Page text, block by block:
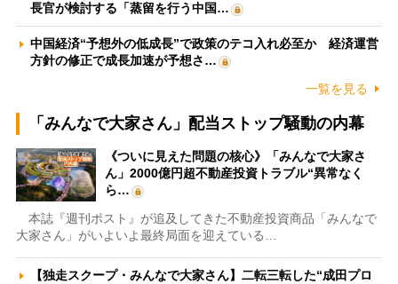
長官が検討する「蒸留を行う中国…
中国経済“予想外の低成長”で政策のテコ入れ必至か 経済運営
方針の修正で成長加速が予想さ…
一覧を見る
「みんなで大家さん」配当ストップ騒動の内幕
《ついに見えた問題の核心》「みんなで大家さ
ん」2000億円超不動産投資トラブル“異常なく
ら…
本誌『週刊ポスト』が追及してきた不動産投資商品「みんなで
大家さん」がいよいよ最終局面を迎えている…
【独走スクープ・みんなで大家さん】二転三転した“成田プロ